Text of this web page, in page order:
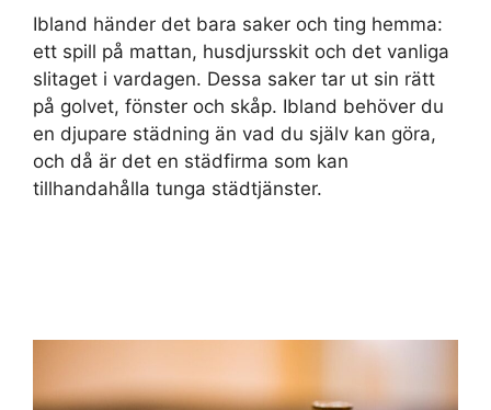
Ibland händer det bara saker och ting hemma:
ett spill på mattan, husdjursskit och det vanliga
slitaget i vardagen. Dessa saker tar ut sin rätt
på golvet, fönster och skåp. Ibland behöver du
en djupare städning än vad du själv kan göra,
och då är det en städfirma som kan
tillhandahålla tunga städtjänster.